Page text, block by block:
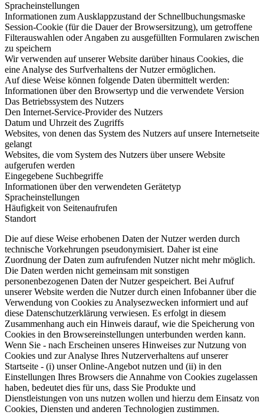
Spracheinstellungen
Informationen zum Ausklappzustand der Schnellbuchungsmaske
Session-Cookie (für die Dauer der Browsersitzung), um getroffene
Filterauswahlen oder Angaben zu ausgefüllten Formularen zwischen
zu speichern
Wir verwenden auf unserer Website darüber hinaus Cookies, die
eine Analyse des Surfverhaltens der Nutzer ermöglichen.
Auf diese Weise können folgende Daten übermittelt werden:
Informationen über den Browsertyp und die verwendete Version
Das Betriebssystem des Nutzers
Den Internet-Service-Provider des Nutzers
Datum und Uhrzeit des Zugriffs
Websites, von denen das System des Nutzers auf unsere Internetseite
gelangt
Websites, die vom System des Nutzers über unsere Website
aufgerufen werden
Eingegebene Suchbegriffe
Informationen über den verwendeten Gerätetyp
Spracheinstellungen
Häufigkeit von Seitenaufrufen
Standort
Die auf diese Weise erhobenen Daten der Nutzer werden durch
technische Vorkehrungen pseudonymisiert. Daher ist eine
Zuordnung der Daten zum aufrufenden Nutzer nicht mehr möglich.
Die Daten werden nicht gemeinsam mit sonstigen
personenbezogenen Daten der Nutzer gespeichert. Bei Aufruf
unserer Website werden die Nutzer durch einen Infobanner über die
Verwendung von Cookies zu Analysezwecken informiert und auf
diese Datenschutzerklärung verwiesen. Es erfolgt in diesem
Zusammenhang auch ein Hinweis darauf, wie die Speicherung von
Cookies in den Browsereinstellungen unterbunden werden kann.
Wenn Sie - nach Erscheinen unseres Hinweises zur Nutzung von
Cookies und zur Analyse Ihres Nutzerverhaltens auf unserer
Startseite - (i) unser Online-Angebot nutzen und (ii) in den
Einstellungen Ihres Browsers die Annahme von Cookies zugelassen
haben, bedeutet dies für uns, dass Sie Produkte und
Dienstleistungen von uns nutzen wollen und hierzu dem Einsatz von
Cookies, Diensten und anderen Technologien zustimmen.